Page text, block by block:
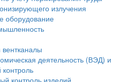
излучения
оборудование
деятельность (ВЭД) и
контроль изделий